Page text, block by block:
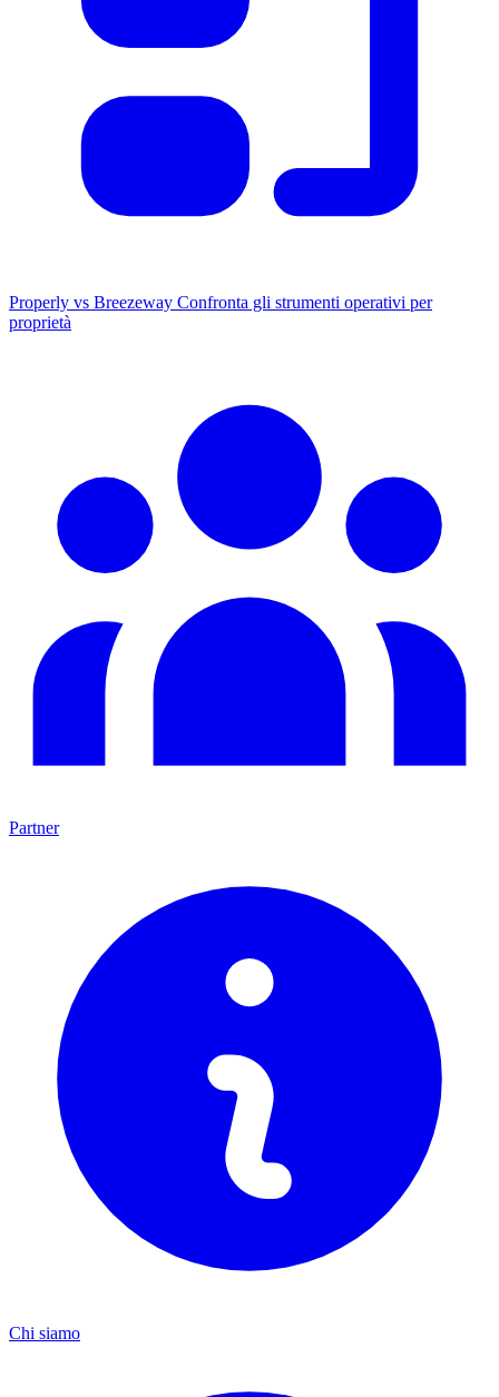
Properly vs Breezeway Confronta gli strumenti operativi per
proprietà
Partner
Chi siamo